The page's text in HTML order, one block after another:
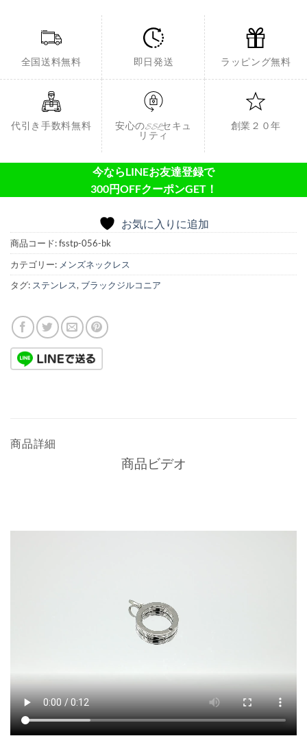
全国送料無料 即日発送 ラッピング無料
代引き手数料無料
安心のSSLセキュ
リティ
創業２０年
今ならLINEお友達登録で
300円OFFクーポンGET！
お気に入りに追加
商品コード:fsstp-056-bk
カテゴリー: メンズネックレス
タグ: ステンレス, ブラックジルコニア
商品詳細
商品ビデオ